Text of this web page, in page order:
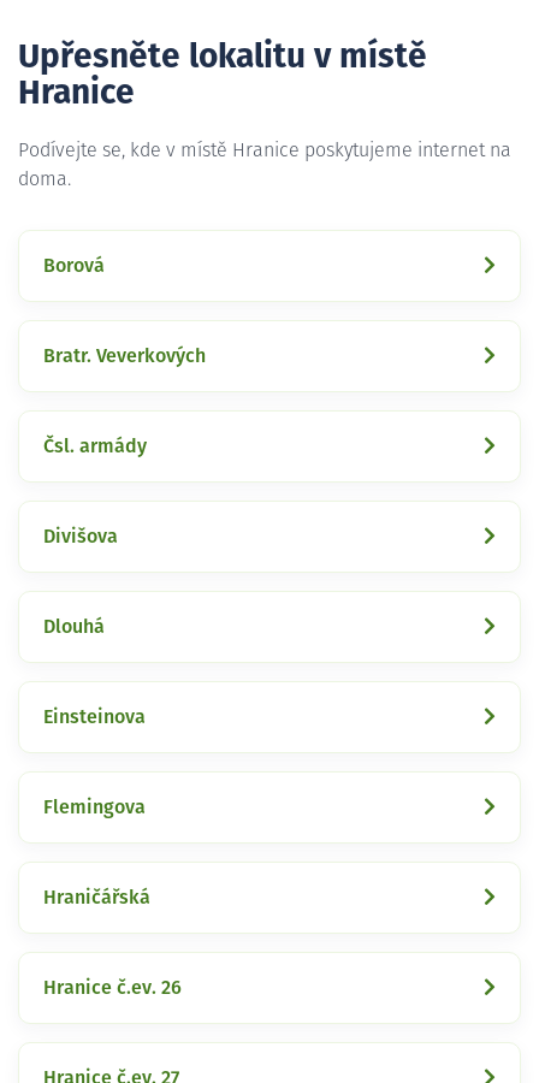
Upřesněte lokalitu v místě
Hranice
Podívejte se, kde v místě Hranice poskytujeme internet na
doma.
Borová
Bratr. Veverkových
Čsl. armády
Divišova
Dlouhá
Einsteinova
Flemingova
Hraničářská
Hranice č.ev. 26
Hranice č.ev. 27